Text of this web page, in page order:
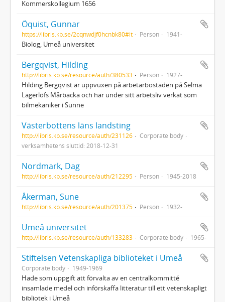
Kommerskollegium 1656
Öquist, Gunnar
https://libris.kb.se/2cqnwdjf0hcnbk80#it Person 1941-
Biolog, Umeå universitet
Bergqvist, Hilding
http://libris.kb.se/resource/auth/380533 Person 1927-
Hilding Bergqvist är uppvuxen på arbetarbostaden på Selma
Lagerlöfs Mårbacka och har under sitt arbetsliv verkat som
bilmekaniker i Sunne
Västerbottens läns landsting
http://libris.kb.se/resource/auth/231126
Corporate body
verksamhetens sluttid: 2018-12-31
Nordmark, Dag
http://libris.kb.se/resource/auth/212295 Person 1945-2018
Åkerman, Sune
http://libris.kb.se/resource/auth/201375 Person 1932-
Umeå universitet
http://libris.kb.se/resource/auth/133283 Corporate body 1965-
Stiftelsen Vetenskapliga biblioteket i Umeå
Corporate body 1949-1969
Hade som uppgift att förvalta av en centralkommitté
insamlade medel och införskaffa litteratur till ett vetenskapligt
bibliotek i Umeå